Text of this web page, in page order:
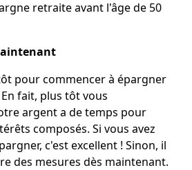
retraite avant l'âge de 50
pour commencer à épargner
fait, plus tôt vous
argent a de temps pour
composés. Si vous avez
c'est excellent ! Sinon, il
des mesures dès maintenant.